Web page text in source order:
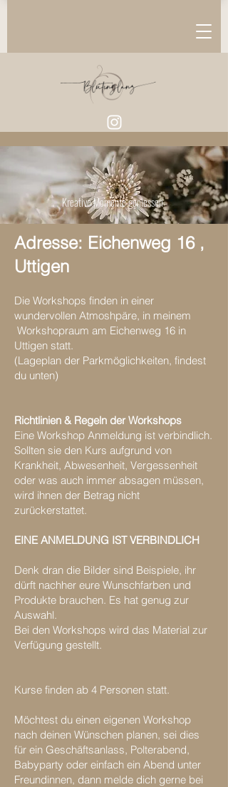
Kurse
Kreative Momente geniessen
Adresse: Eichenweg 16 ,
Uttigen
Die Workshops finden in einer
wundervollen Atmoshpäre, in meinem
Workshopraum am Eichenweg 16 in
Uttigen statt.
(Lageplan der Parkmöglichkeiten, findest
du unten)
Richtlinien & Regeln der Workshops
Eine Workshop Anmeldung ist verbindlich.
Sollten sie den Kurs aufgrund von
Krankheit, Abwesenheit, Vergessenheit
oder was auch immer absagen müssen,
wird ihnen der Betrag nicht
zurückerstattet.
EINE ANMELDUNG IST VERBINDLICH
Denk dran die Bilder sind Beispiele, ihr
dürft nachher eure Wunschfarben und
Produkte brauchen. Es hat genug zur
Auswahl.
Bei den Workshops wird das Material zur
Verfügung gestellt.
Kurse finden ab 4 Personen statt.
Möchtest du einen eigenen Workshop
nach deinen Wünschen planen, sei dies
für ein Geschäftsanlass, Polterabend,
Babyparty oder einfach ein Abend unter
Freundinnen, dann melde dich gerne bei